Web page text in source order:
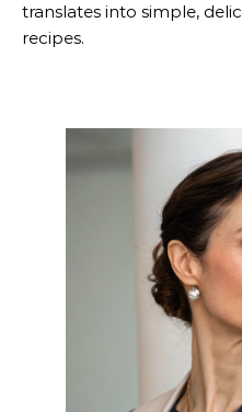
translates into simple,
recipes.